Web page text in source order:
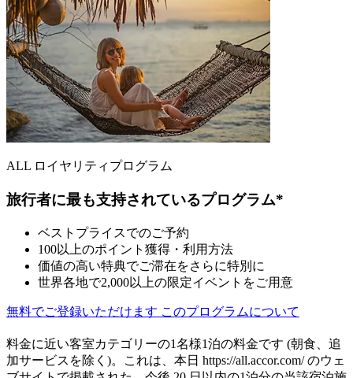
ALL ロイヤリティプログラム
旅行者に最も支持されているプログラム*
ベストプライスでのご予約
100以上のポイント獲得・利用方法
価値の高い特典でご滞在をさらに特別に
世界各地で2,000以上の限定イベントをご用意
無料でご登録いただけます このプログラムについて
料金に近い客室カテゴリーの1名様1泊の料金です (朝食、追
加サービスを除く)。これは、本日 https://all.accor.com/ のウェ